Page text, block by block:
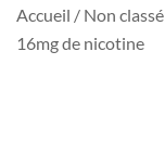
Accueil / Non classé
16mg de nicotine